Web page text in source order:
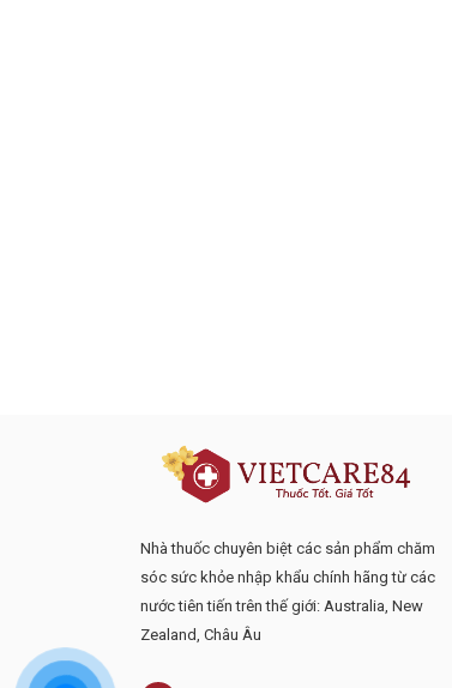
Nhà thuốc chuyên biệt các sản phẩm chăm
sóc sức khỏe nhập khẩu chính hãng từ các
nước tiên tiến trên thế giới: Australia, New
Zealand, Châu Âu